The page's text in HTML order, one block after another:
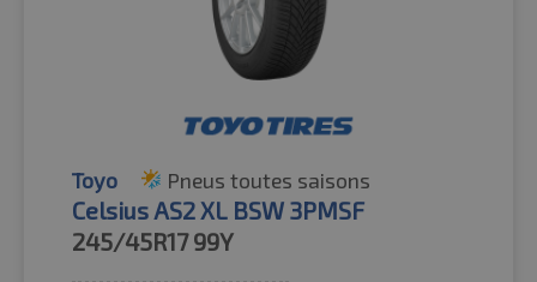
Toyo Pneus toutes saisons
Celsius AS2 XL BSW 3PMSF
245/45R17 99Y